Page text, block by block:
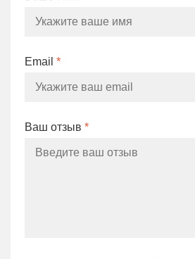
Email *
Ваш отзыв *